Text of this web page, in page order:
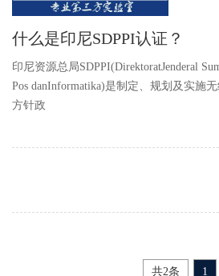
什么是印尼SDPPI认证？
印尼资源总局SDPPI(DirektoratJenderal
Pos danInformatika)是制定、规划及实施
方针政
共2条 1